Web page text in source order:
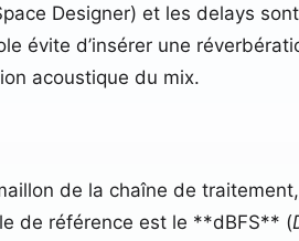
Designer) et les delays
évite d’insérer une
acoustique du mix.
de la chaîne de
de référence est le **dBFS** (